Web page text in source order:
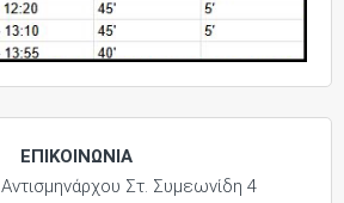
ΕΠΙΚΟΙΝΩΝΙΑ
Αντισμηνάρχου Στ. Συμεωνίδη 4